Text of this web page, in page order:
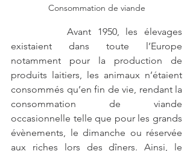
Consommation de viande
		Avant 1950, les élevages
existaient dans toute l’Europe
notamment pour la production de
produits laitiers, les animaux n’étaient
consommés qu’en fin de vie, rendant la
consommation de viande
occasionnelle telle que pour les grands
évènements, le dimanche ou réservée
aux riches lors des dîners. Ainsi, le